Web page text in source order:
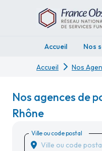
Accueil Nos
Accueil Nos
Nos agences de
Rhône
Ville ou code postal